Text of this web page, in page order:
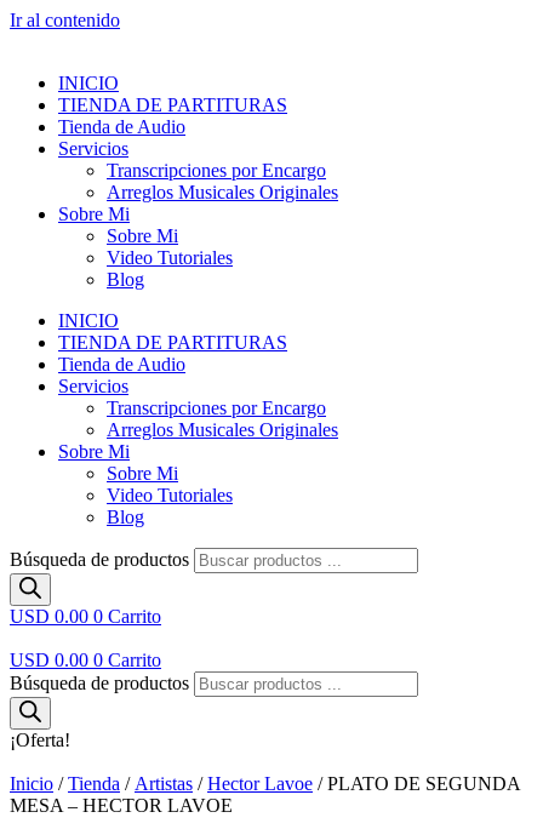
Ir al contenido
INICIO
TIENDA DE PARTITURAS
Tienda de Audio
Servicios
Transcripciones por Encargo
Arreglos Musicales Originales
Sobre Mi
Sobre Mi
Video Tutoriales
Blog
INICIO
TIENDA DE PARTITURAS
Tienda de Audio
Servicios
Transcripciones por Encargo
Arreglos Musicales Originales
Sobre Mi
Sobre Mi
Video Tutoriales
Blog
Búsqueda de productos
USD 0.00 0 Carrito
USD 0.00 0 Carrito
Búsqueda de productos
¡Oferta!
Inicio /Tienda / Artistas /Hector Lavoe / PLATO DE SEGUNDA
MESA – HECTOR LAVOE